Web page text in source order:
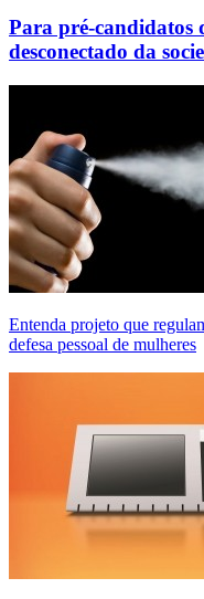
Para pré-candidatos
desconectado da
Entenda projeto que
defesa pessoal de mulheres